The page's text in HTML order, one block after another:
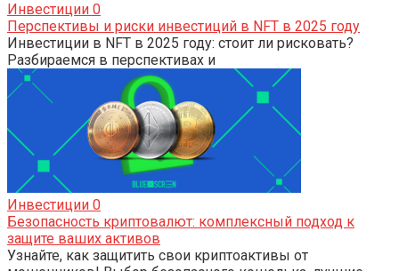
Инвестиции 0
Перспективы и риски инвестиций в NFT в 2025 году
Инвестиции в NFT в 2025 году: стоит ли рисковать?
Разбираемся в перспективах и
Инвестиции 0
Безопасность криптовалют: комплексный подход к
защите ваших активов
Узнайте, как защитить свои криптоактивы от